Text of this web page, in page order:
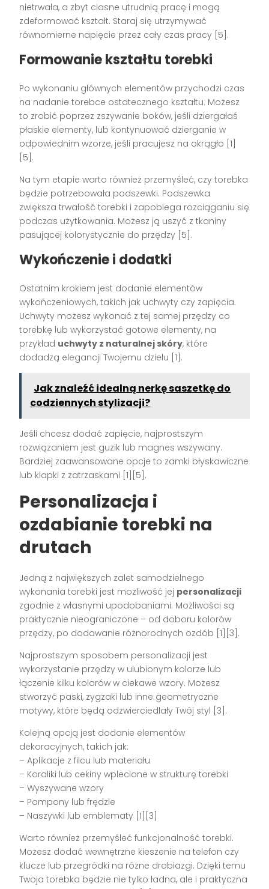
nietrwała, a zbyt ciasne utrudnią pracę i mogą
zdeformować kształt. Staraj się utrzymywać
równomierne napięcie przez cały czas pracy [5].
Formowanie kształtu torebki
Po wykonaniu głównych elementów przychodzi czas
na nadanie torebce ostatecznego kształtu. Możesz
to zrobić poprzez zszywanie boków, jeśli dziergałaś
płaskie elementy, lub kontynuować dzierganie w
odpowiednim wzorze, jeśli pracujesz na okrągło [1]
[5].
Na tym etapie warto również przemyśleć, czy torebka
będzie potrzebowała podszewki. Podszewka
zwiększa trwałość torebki i zapobiega rozciąganiu się
podczas użytkowania. Możesz ją uszyć z tkaniny
pasującej kolorystycznie do przędzy [5].
Wykończenie i dodatki
Ostatnim krokiem jest dodanie elementów
wykończeniowych, takich jak uchwyty czy zapięcia.
Uchwyty możesz wykonać z tej samej przędzy co
torebkę lub wykorzystać gotowe elementy, na
przykład uchwyty z naturalnej skóry, które
dodadzą elegancji Twojemu dziełu [1].
Jak znaleźć idealną nerkę saszetkę do
codziennych stylizacji?
Jeśli chcesz dodać zapięcie, najprostszym
rozwiązaniem jest guzik lub magnes wszywany.
Bardziej zaawansowane opcje to zamki błyskawiczne
lub klapki z zatrzaskami [1][5].
Personalizacja i
ozdabianie torebki na
drutach
Jedną z największych zalet samodzielnego
wykonania torebki jest możliwość jej personalizacji
zgodnie z własnymi upodobaniami. Możliwości są
praktycznie nieograniczone – od doboru kolorów
przędzy, po dodawanie różnorodnych ozdób [1][3].
Najprostszym sposobem personalizacji jest
wykorzystanie przędzy w ulubionym kolorze lub
łączenie kilku kolorów w ciekawe wzory. Możesz
stworzyć paski, zygzaki lub inne geometryczne
motywy, które będą odzwierciedlały Twój styl [3].
Kolejną opcją jest dodanie elementów
dekoracyjnych, takich jak:
– Aplikacje z filcu lub materiału
– Koraliki lub cekiny wplecione w strukturę torebki
– Wyszywane wzory
– Pompony lub frędzle
– Naszywki lub emblematy [1][3]
Warto również przemyśleć funkcjonalność torebki.
Możesz dodać wewnętrzne kieszenie na telefon czy
klucze lub przegródki na różne drobiazgi. Dzięki temu
Twoja torebka będzie nie tylko ładna, ale i praktyczna